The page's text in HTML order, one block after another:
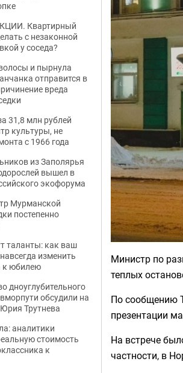
Министр по
теплых
По сообщению
презентации
На встрече
частности, в
Квартирный
с незаконной
у соседа?
и пырнула
отправится в
вреда
31,8 млн рублей
культуры, не
с 1966 года
из Заполярья
вышел в
экофорума
Мурманской
постепенно
таланты: как ваш
изменить
к юбилею
дноуглубительного
обсудили на
Трутнева
аналитики
стоимость
к